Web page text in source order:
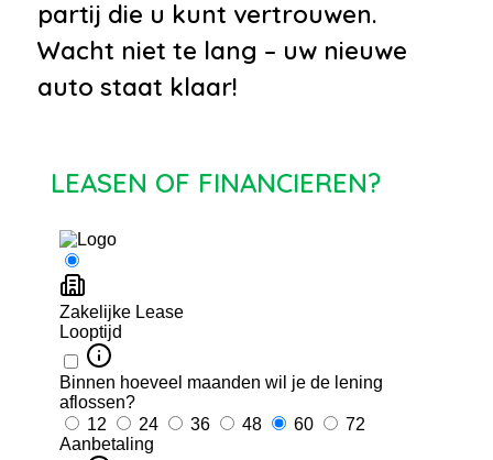
partij die u kunt vertrouwen.
Wacht niet te lang – uw nieuwe
auto staat klaar!
LEASEN OF FINANCIEREN?